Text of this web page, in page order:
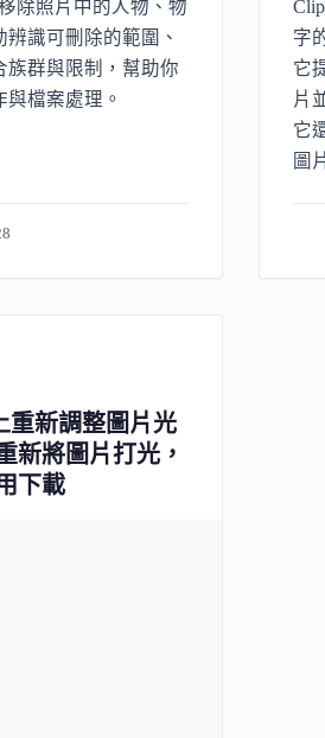
除照片中的人物、物
識可刪除的範圍、
族群與限制，幫助你
檔案處理。
字
它
片
它
圖
重新調整圖片光
新將圖片打光，
下載